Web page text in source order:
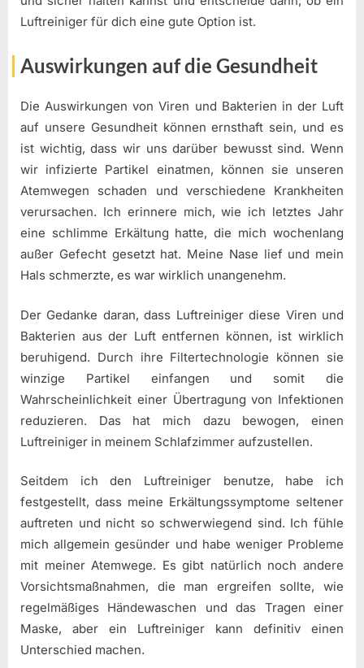
Luftreiniger für dich eine gute Option ist.
Auswirkungen auf die Gesundheit
Die Auswirkungen von Viren und Bakterien in der Luft
auf unsere Gesundheit können ernsthaft sein, und es
ist wichtig, dass wir uns darüber bewusst sind. Wenn
wir infizierte Partikel einatmen, können sie unseren
Atemwegen schaden und verschiedene Krankheiten
verursachen. Ich erinnere mich, wie ich letztes Jahr
eine schlimme Erkältung hatte, die mich wochenlang
außer Gefecht gesetzt hat. Meine Nase lief und mein
Hals schmerzte, es war wirklich unangenehm.
Der Gedanke daran, dass Luftreiniger diese Viren und
Bakterien aus der Luft entfernen können, ist wirklich
beruhigend. Durch ihre Filtertechnologie können sie
winzige Partikel einfangen und somit die
Wahrscheinlichkeit einer Übertragung von Infektionen
reduzieren. Das hat mich dazu bewogen, einen
Luftreiniger in meinem Schlafzimmer aufzustellen.
Seitdem ich den Luftreiniger benutze, habe ich
festgestellt, dass meine Erkältungssymptome seltener
auftreten und nicht so schwerwiegend sind. Ich fühle
mich allgemein gesünder und habe weniger Probleme
mit meiner Atemwege. Es gibt natürlich noch andere
Vorsichtsmaßnahmen, die man ergreifen sollte, wie
regelmäßiges Händewaschen und das Tragen einer
Maske, aber ein Luftreiniger kann definitiv einen
Unterschied machen.